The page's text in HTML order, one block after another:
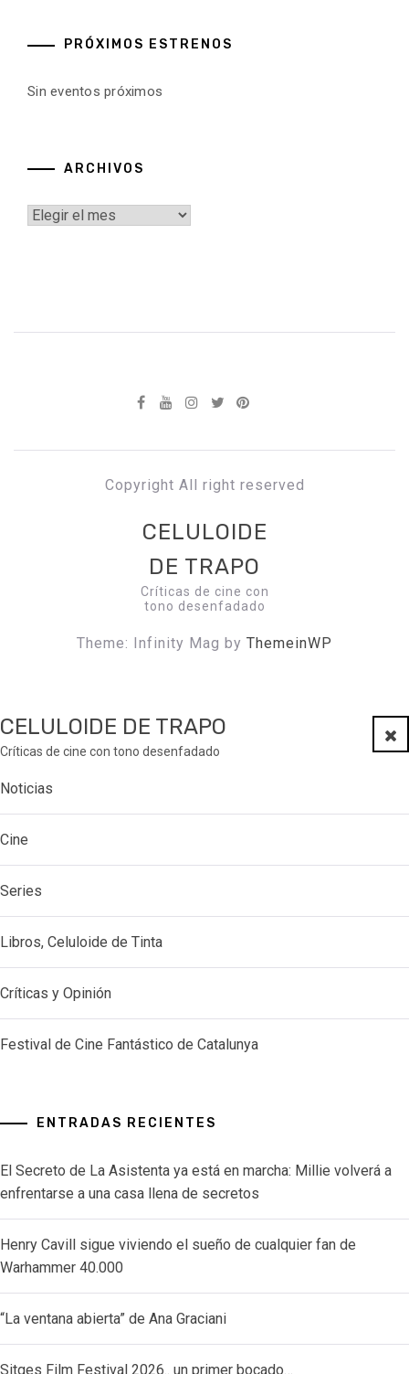
PRÓXIMOS ESTRENOS
Sin eventos próximos
ARCHIVOS
Archivos
Copyright All right reserved
CELULOIDE
DE TRAPO
Críticas de cine con
tono desenfadado
Theme: Infinity Mag by ThemeinWP
CELULOIDE DE TRAPO
Críticas de cine con tono desenfadado
Noticias
Cine
Series
Libros, Celuloide de Tinta
Críticas y Opinión
Festival de Cine Fantástico de Catalunya
ENTRADAS RECIENTES
El Secreto de La Asistenta ya está en marcha: Millie volverá a
enfrentarse a una casa llena de secretos
Henry Cavill sigue viviendo el sueño de cualquier fan de
Warhammer 40.000
“La ventana abierta” de Ana Graciani
Sitges Film Festival 2026.. un primer bocado…